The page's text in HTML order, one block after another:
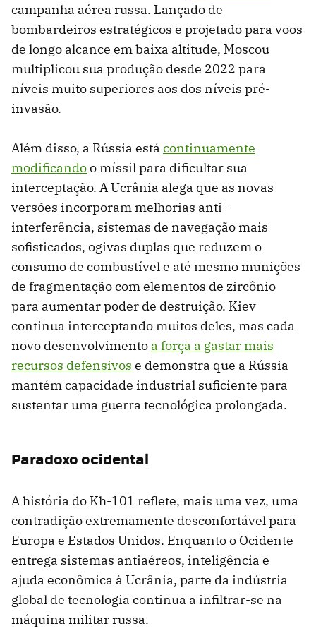
campanha aérea russa. Lançado de
bombardeiros estratégicos e projetado para voos
de longo alcance em baixa altitude, Moscou
multiplicou sua produção desde 2022 para
níveis muito superiores aos dos níveis pré-
invasão.
Além disso, a Rússia está continuamente
modificandoo míssil para dificultar sua
interceptação. A Ucrânia alega que as novas
versões incorporam melhorias anti-
interferência, sistemas de navegação mais
sofisticados, ogivas duplas que reduzem o
consumo de combustível e até mesmo munições
de fragmentação com elementos de zircônio
para aumentar poder de destruição. Kiev
continua interceptando muitos deles, mas cada
novo desenvolvimento a força a gastar mais
recursos defensivos e demonstra que a Rússia
mantém capacidade industrial suficiente para
sustentar uma guerra tecnológica prolongada.
Paradoxo ocidental
A história do Kh-101 reflete, mais uma vez, uma
contradição extremamente desconfortável para
Europa e Estados Unidos. Enquanto o Ocidente
entrega sistemas antiaéreos, inteligência e
ajuda econômica à Ucrânia, parte da indústria
global de tecnologia continua a infiltrar-se na
máquina militar russa.